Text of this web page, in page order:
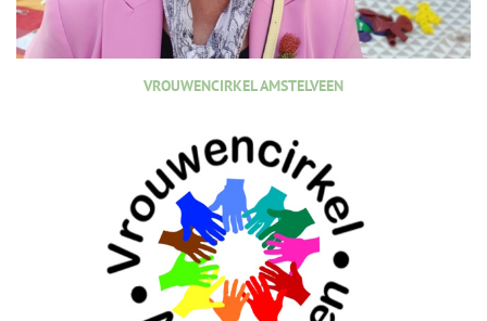
VROUWENCIRKEL AMSTELVEEN